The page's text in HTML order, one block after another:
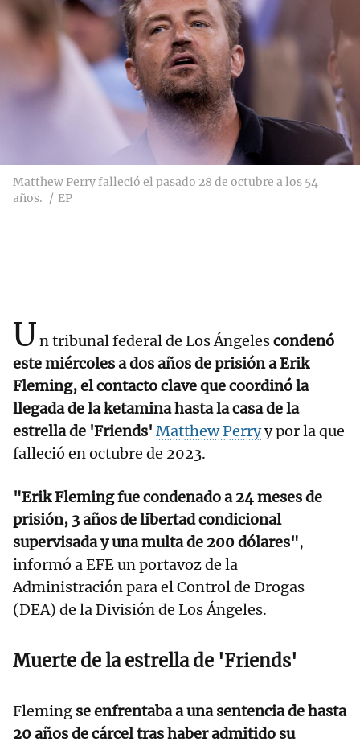
Matthew Perry falleció el pasado 28 de octubre a los 54
años.
EP
Un tribunal federal de Los Ángelescondenó
este miércoles a dos años de prisión a Erik
Fleming, el contacto clave que coordinó la
llegada de la ketamina hasta la casa de la
estrella de 'Friends' Matthew Perryy por la que
falleció en octubre de 2023.
"Erik Fleming fue condenado a 24 meses de
prisión, 3 años de libertad condicional
supervisada y una multa de 200 dólares",
informó a EFE un portavoz de la
Administración para el Control de Drogas
(DEA) de la División de Los Ángeles.
Muerte de la estrella de 'Friends'
Fleming se enfrentaba a una sentencia de hasta
20 años de cárcel tras haber admitido su